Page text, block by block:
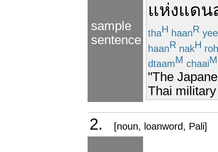
sample
sentence
แห่งแดน
thaH haanR yee
haanR nakH
dtaamM chaaiM
"The
Thai
2. [noun, loanword, Pali]